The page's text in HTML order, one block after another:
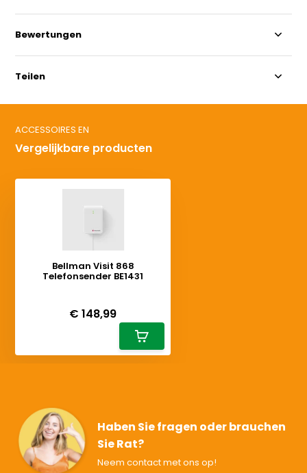
Bewertungen
Teilen
ACCESSOIRES EN
Vergelijkbare producten
Bellman Visit 868
Telefonsender BE1431
€ 148,99
Haben Sie fragen oder brauchen
Sie Rat?
Neem contact met ons op!